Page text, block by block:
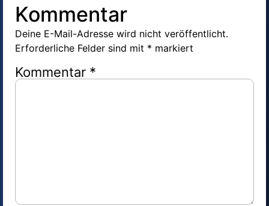
Kommentar
Deine E-Mail-Adresse wird nicht veröffentlicht.
Erforderliche Felder sind mit * markiert
Kommentar *